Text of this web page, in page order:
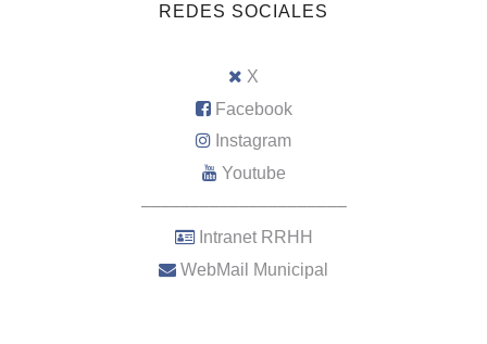
REDES SOCIALES
X
Facebook
Instagram
Youtube
–––––––––––––––––––––
Intranet RRHH
WebMail Municipal